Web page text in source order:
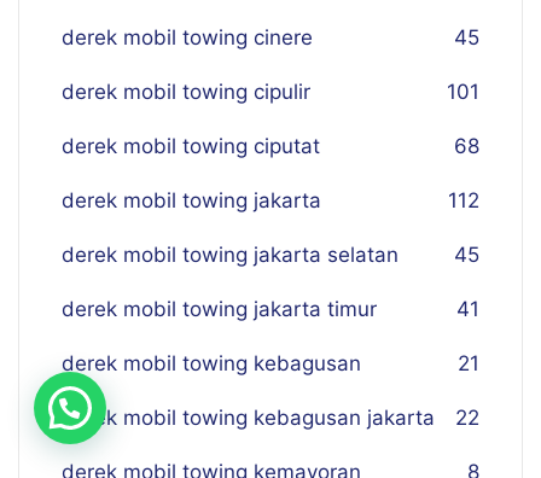
derek mobil towing cinere 45
derek mobil towing cipulir 101
derek mobil towing ciputat 68
derek mobil towing jakarta 112
derek mobil towing jakarta selatan 45
derek mobil towing jakarta timur 41
derek mobil towing kebagusan 21
derek mobil towing kebagusan jakarta 22
derek mobil towing kemayoran 8